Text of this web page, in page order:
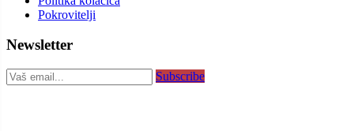
Pokrovitelji
Newsletter
Subscribe